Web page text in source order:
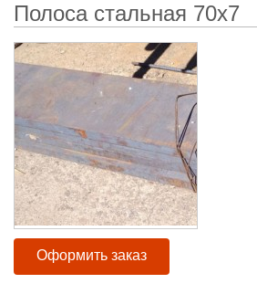
Полоса стальная 70x7
Оформить заказ